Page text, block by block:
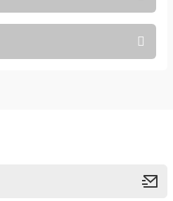
görüntülenemiyor.